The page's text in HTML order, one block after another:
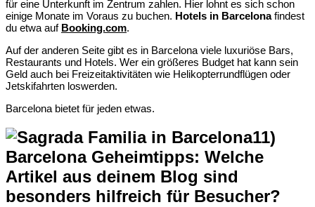
für eine Unterkunft im Zentrum zahlen. Hier lohnt es sich schon
einige Monate im Voraus zu buchen. Hotels in Barcelonafindest
du etwa auf Booking.com.
Auf der anderen Seite gibt es in Barcelona viele luxuriöse Bars,
Restaurants und Hotels. Wer ein größeres Budget hat kann sein
Geld auch bei Freizeitaktivitäten wie Helikopterrundflügen oder
Jetskifahrten loswerden.
Barcelona bietet für jeden etwas.
11)
Barcelona Geheimtipps: Welche
Artikel aus deinem Blog sind
besonders hilfreich für Besucher?